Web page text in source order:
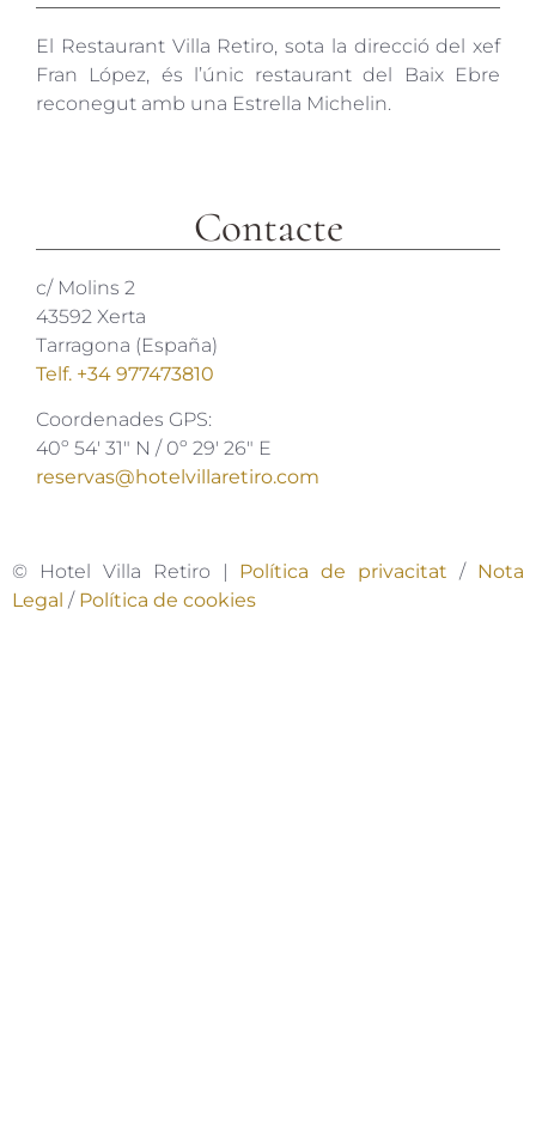
El Restaurant Villa Retiro, sota la direcció del xef
Fran López, és l’únic restaurant del Baix Ebre
reconegut amb una Estrella Michelin.
Contacte
c/ Molins 2
43592 Xerta
Tarragona (España)
Telf. +34 977473810
Coordenades GPS:
40º 54′ 31″ N / 0º 29′ 26″ E
reservas@hotelvillaretiro.com
© Hotel Villa Retiro | Política de privacitat / Nota
Legal / Política de cookies